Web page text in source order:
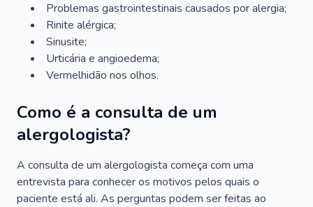
Problemas gastrointestinais causados por alergia;
Rinite alérgica;
Sinusite;
Urticária e angioedema;
Vermelhidão nos olhos.
Como é a consulta de um
alergologista?
A consulta de um alergologista começa com uma
entrevista para conhecer os motivos pelos quais o
paciente está ali. As perguntas podem ser feitas ao